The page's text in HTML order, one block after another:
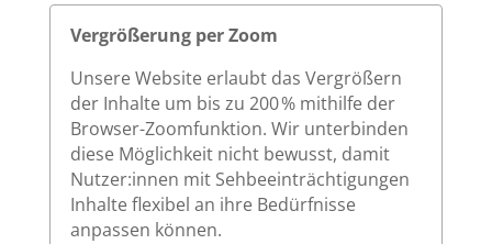
Vergrößerung per Zoom
Unsere Website erlaubt das Vergrößern
der Inhalte um bis zu 200 % mithilfe der
Browser-Zoomfunktion. Wir unterbinden
diese Möglichkeit nicht bewusst, damit
Nutzer:innen mit Sehbeeinträchtigungen
Inhalte flexibel an ihre Bedürfnisse
anpassen können.